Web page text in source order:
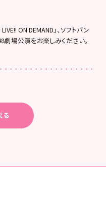
ON DEMAND」、ソフトバン
劇場公演をお楽しみください。
る